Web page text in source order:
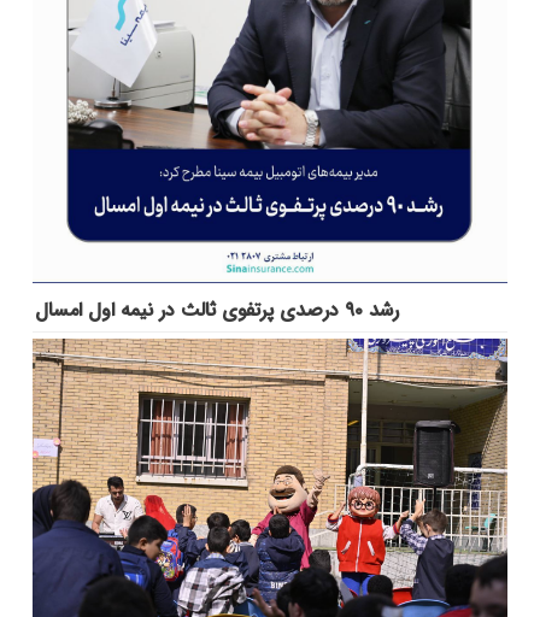
رشد ۹۰ درصدی پرتفوی ثالث در نیمه اول امسال